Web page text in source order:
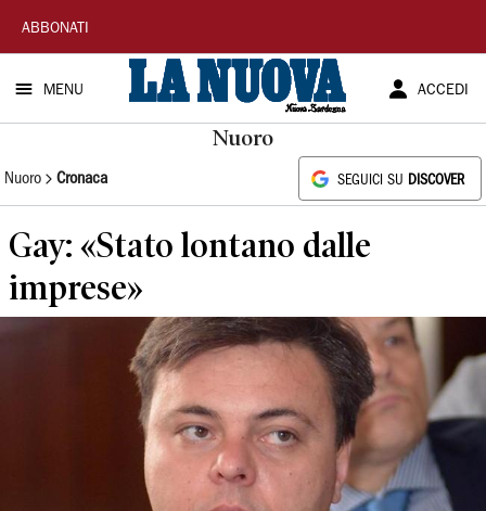
La
Nuova
Sardegna
ABBONATI
MENU ACCEDI
Nuoro
Nuoro Cronaca SEGUICI SU DISCOVER
Gay: «Stato lontano dalle
imprese»